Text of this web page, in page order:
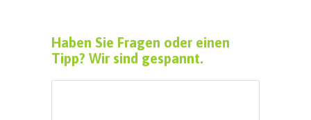
Haben Sie Fragen oder einen
Tipp? Wir sind gespannt.